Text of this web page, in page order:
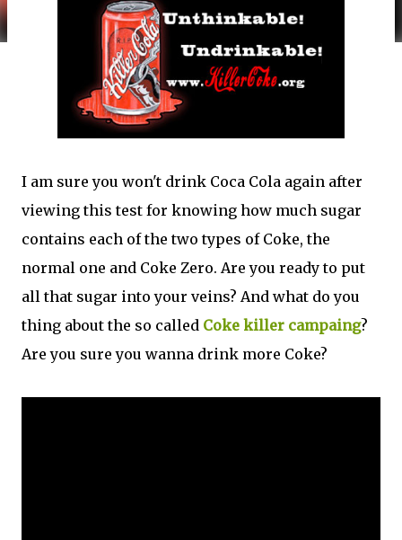
I am sure you won't drink Coca Cola again after
viewing this test for knowing how much sugar
contains each of the two types of Coke, the
normal one and Coke Zero. Are you ready to put
all that sugar into your veins? And what do you
thing about the so called Coke killer campaing?
Are you sure you wanna drink more Coke?